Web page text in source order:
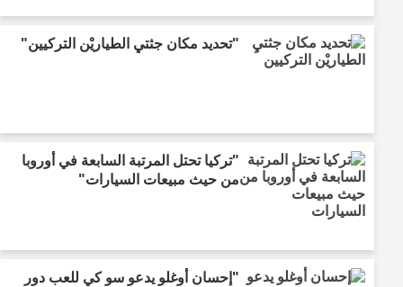
"تحديد مكان جثتيِ الطياريْن التركيين"
"تركيا تحتل المرتبة السابعة في أوروبا
من حيث مبيعات السيارات"
"إحسان أوغلو يدعو سو كي للعب دور